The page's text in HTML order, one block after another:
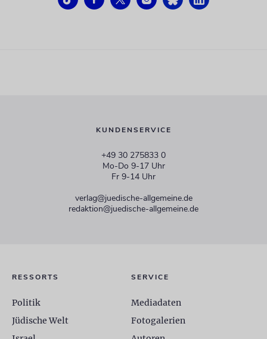
KUNDENSERVICE
+49 30 275833 0
Mo-Do 9-17 Uhr
Fr 9-14 Uhr
verlag@juedische-allgemeine.de
redaktion@juedische-allgemeine.de
RESSORTS
Politik
Jüdische Welt
SERVICE
Mediadaten
Fotogalerien